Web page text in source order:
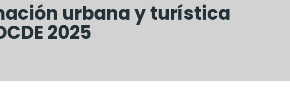
urbana y turística
2025